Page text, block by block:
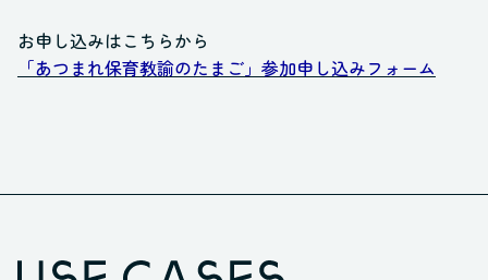
お申し込みはこちらから
「あつまれ保育教諭のたまご」参加申し込みフォーム